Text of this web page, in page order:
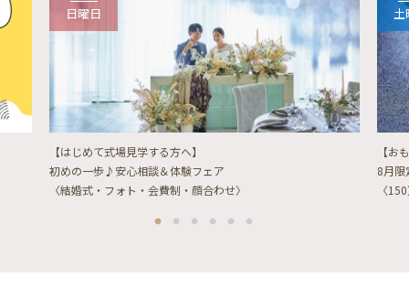
日曜日
【はじめて式場見学する方へ】
初めの一歩♪安心相談＆体験フェア
〈結婚式・フォト・会費制・顔合わせ〉
土
【お
8月限
〈